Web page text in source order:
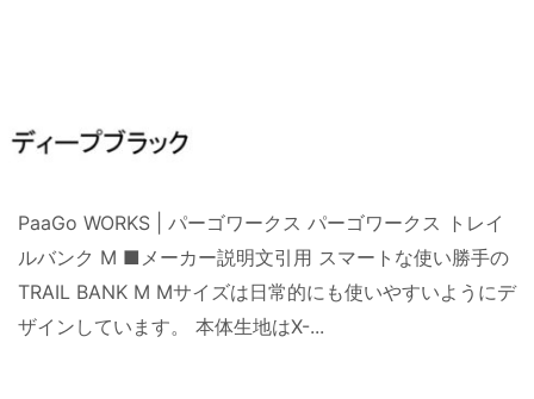
PaaGo WORKS | パーゴワークス パーゴワークス トレイ
ルバンク M ■メーカー説明文引用 スマートな使い勝手の
TRAIL BANK M Mサイズは日常的にも使いやすいようにデ
ザインしています。 本体生地はX-...